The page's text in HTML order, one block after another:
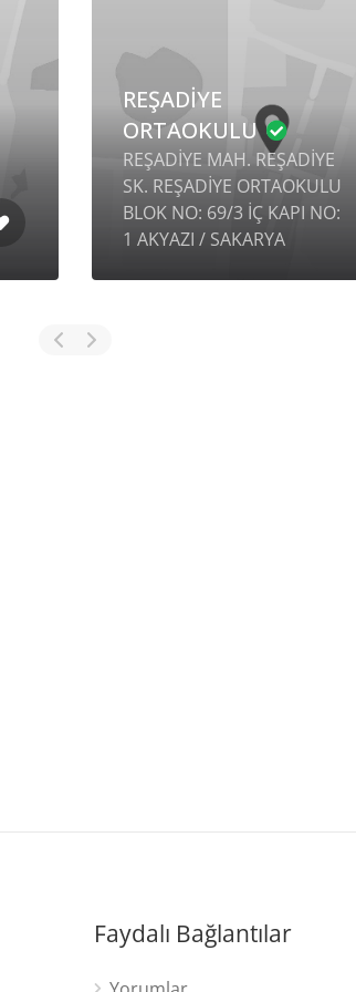
REŞADİYE
ORTAOKULU
REŞADİYE MAH. REŞADİYE
SK. REŞADİYE ORTAOKULU
BLOK NO: 69/3 İÇ KAPI NO:
1 AKYAZI / SAKARYA
Faydalı Bağlantılar